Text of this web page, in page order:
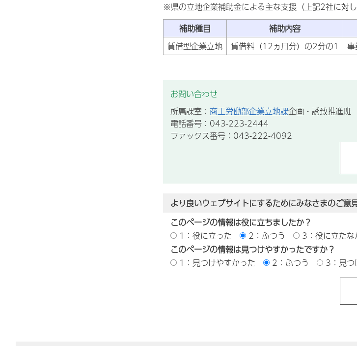
※県の立地企業補助金による主な支援（上記2社に対し
補助種目
補助内容
賃借型企業立地
賃借料（12ヵ月分）の2分の1
お問い合わせ
所属課室： 商工労働部企業立地課企画・誘致推進班
電話番号：043-223-2444
ファックス番号：043-222-4092
より良いウェブサイトにするためにみなさまのご意
このページの情報は役に立ちましたか？
1：役に立った
2：ふつう
3：役に立たな
このページの情報は見つけやすかったですか？
1：見つけやすかった
2：ふつう 3：見つ